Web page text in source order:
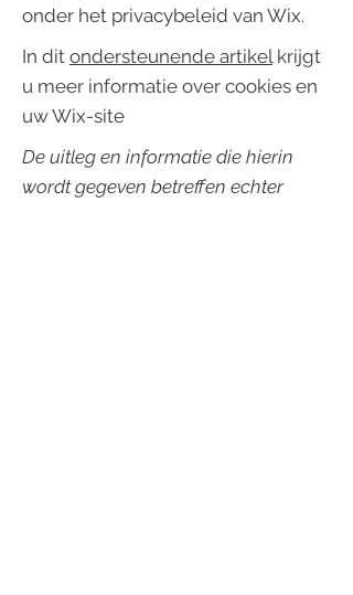
onder het privacybeleid van Wix.
In dit ondersteunende artikelkrijgt
u meer informatie over cookies en
uw Wix-site
De uitleg en informatie die hierin
wordt gegeven betreffen echter